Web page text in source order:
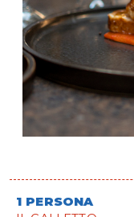
1 PERSONA